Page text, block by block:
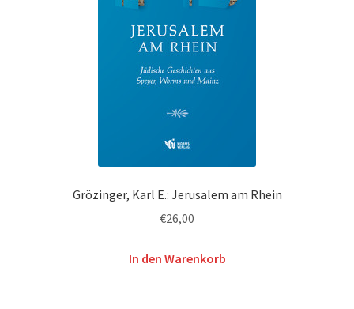
Grözinger, Karl E.: Jerusalem am Rhein
€26,00
In den Warenkorb